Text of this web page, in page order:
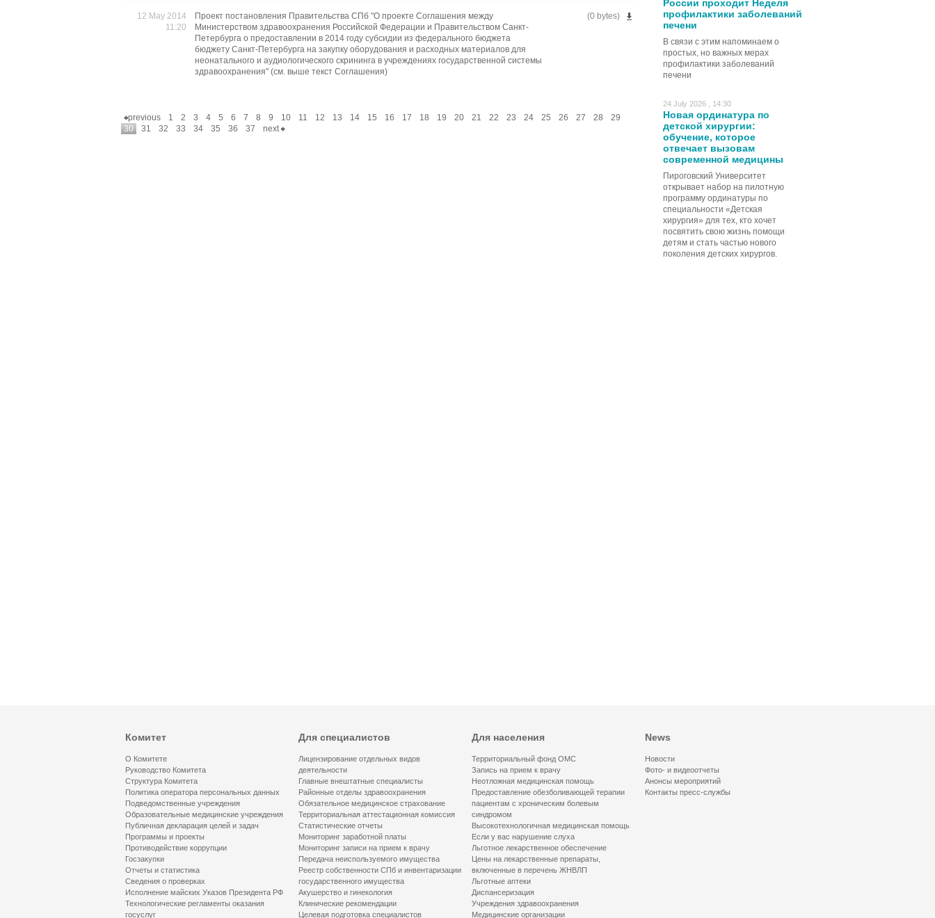
России проходит Неделя
профилактики заболеваний
печени
В связи с этим напоминаем о
простых, но важных мерах
профилактики заболеваний
печени
24 July 2026 , 14:30
Новая ординатура по
детской хирургии:
обучение, которое
отвечает вызовам
современной медицины
Пироговский Университет
открывает набор на пилотную
программу ординатуры по
специальности «Детская
хирургия» для тех, кто хочет
посвятить свою жизнь помощи
детям и стать частью нового
поколения детских хирургов.
12 May 2014
11:20
(0 bytes)
Проект постановления Правительства СПб "О проекте Соглашения между
Министерством здравоохранения Российской Федерации и Правительством Санкт-
Петербурга о предоставлении в 2014 году субсидии из федерального бюджета
бюджету Санкт-Петербурга на закупку оборудования и расходных материалов для
неонатального и аудиологического скрининга в учреждениях государственной системы
здравоохранения" (см. выше текст Соглашения)
previous 1 2 3 4 5 6 7 8 9 10 11 12 13 14 15 16 17 18 19 20 21 22 23 24 25 26 27 28
29
30
31 32 33 34 35 36 37 next
Комитет
О Комитете
Руководство Комитета
Структура Комитета
Политика оператора персональных данных
Подведомственные учреждения
Образовательные медицинские учреждения
Публичная декларация целей и задач
Программы и проекты
Противодействие коррупции
Госзакупки
Отчеты и статистика
Сведения о проверках
Исполнение майских Указов Президента РФ
Технологические регламенты оказания
госуслуг
Для специалистов
Лицензирование отдельных видов
деятельности
Главные внештатные специалисты
Районные отделы здравоохранения
Обязательное медицинское страхование
Территориальная аттестационная комиссия
Статистические отчеты
Мониторинг заработной платы
Мониторинг записи на прием к врачу
Передача неиспользуемого имущества
Реестр собственности СПб и инвентаризации
государственного имущества
Акушерство и гинекология
Клинические рекомендации
Целевая подготовка специалистов
Для населения
Территориальный фонд ОМС
Запись на прием к врачу
Неотложная медицинская помощь
Предоставление обезболивающей терапии
пациентам с хроническим болевым
синдромом
Высокотехнологичная медицинская помощь
Если у вас нарушение слуха
Льготное лекарственное обеспечение
Цены на лекарственные препараты,
включенные в перечень ЖНВЛП
Льготные аптеки
Диспансеризация
Учреждения здравоохранения
Медицинские организации
News
Новости
Фото- и видеоотчеты
Анонсы мероприятий
Контакты пресс-службы